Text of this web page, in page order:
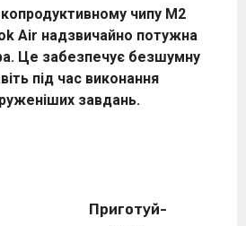
чипу M2
Air надзвичайно потужна
Це забезпечує безшумну
під час виконання
завдань.
Приготуй­